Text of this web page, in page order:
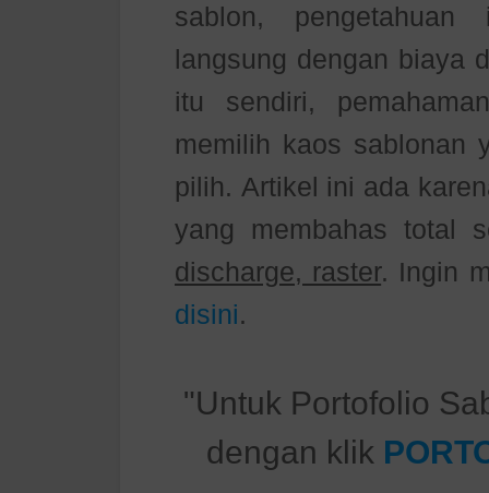
sablon,
langsung dengan biaya
itu sendiri,
memilih kaos sablonan
pilih. Artikel ini ada
yang membahas total
discharge, raster. Ingin
disini.
"Untuk Portofolio
dengan klik